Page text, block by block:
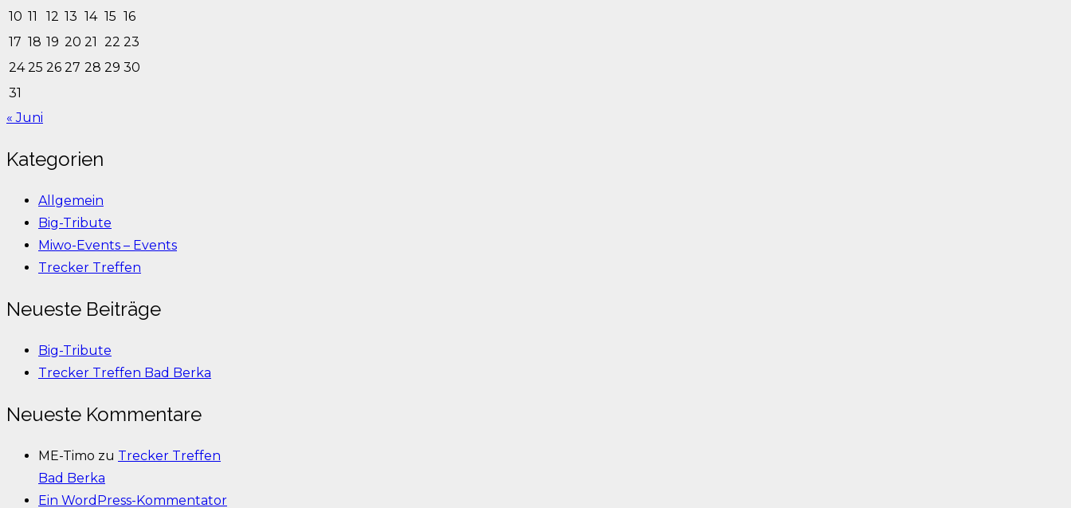
10 11 12 13 14 15 16
17 18 19 20 21 22 23
24 25 26 27 28 29 30
31
« Juni
Kategorien
Allgemein
Big-Tribute
Miwo-Events – Events
Trecker Treffen
Neueste Beiträge
Big-Tribute
Trecker Treffen Bad Berka
Neueste Kommentare
ME-Timo zu Trecker Treffen
Bad Berka
Ein WordPress-Kommentator